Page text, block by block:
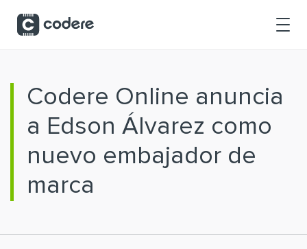
Codere Online anuncia
a Edson Álvarez como
nuevo embajador de
marca